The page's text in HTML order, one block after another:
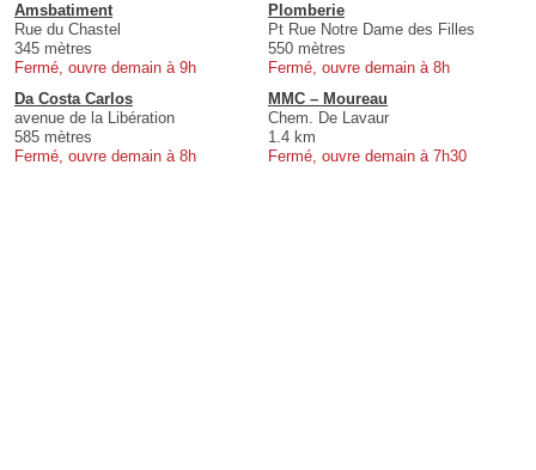
Amsbatiment
Rue du Chastel
345 mètres
Fermé, ouvre demain à 9h
Plomberie
Pt Rue Notre Dame des Filles
550 mètres
Fermé, ouvre demain à 8h
Da Costa Carlos
avenue de la Libération
585 mètres
Fermé, ouvre demain à 8h
MMC – Moureau
Chem. De Lavaur
1.4 km
Fermé, ouvre demain à 7h30